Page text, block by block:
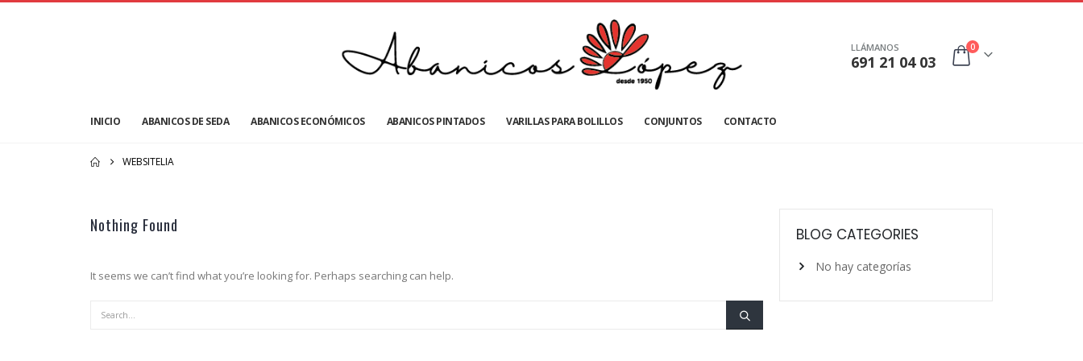
LLÁMANOS
691 21 04 03
0
INICIO ABANICOS DE SEDA ABANICOS ECONÓMICOS ABANICOS PINTADOS VARILLAS PARA BOLILLOS CONJUNTOS CONTACTO
WEBSITELIA
Nothing Found
It seems we can’t find what you’re looking for. Perhaps searching can help.
BLOG CATEGORIES
No hay categorías